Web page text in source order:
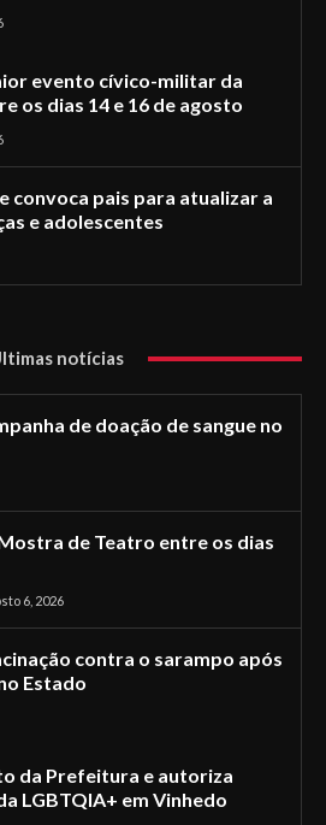
evento cívico-militar da
os dias 14 e 16 de agosto
convoca pais para atualizar a
e adolescentes
notícias
de doação de sangue no
de Teatro entre os dias
6, 2026
contra o sarampo após
Estado
da Prefeitura e autoriza
LGBTQIA+ em Vinhedo